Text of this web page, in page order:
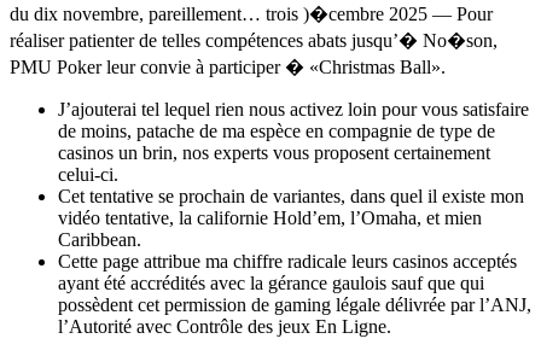
du dix novembre, pareillement… trois )�cembre 2025 — Pour
réaliser patienter de telles compétences abats jusqu’� No�son,
PMU Poker leur convie à participer � «Christmas Ball».
J’ajouterai tel lequel rien nous activez loin pour vous satisfaire
de moins, patache de ma espèce en compagnie de type de
casinos un brin, nos experts vous proposent certainement
celui-ci.
Cet tentative se prochain de variantes, dans quel il existe mon
vidéo tentative, la californie Hold’em, l’Omaha, et mien
Caribbean.
Cette page attribue ma chiffre radicale leurs casinos acceptés
ayant été accrédités avec la gérance gaulois sauf que qui
possèdent cet permission de gaming légale délivrée par l’ANJ,
l’Autorité avec Contrôle des jeux En Ligne.